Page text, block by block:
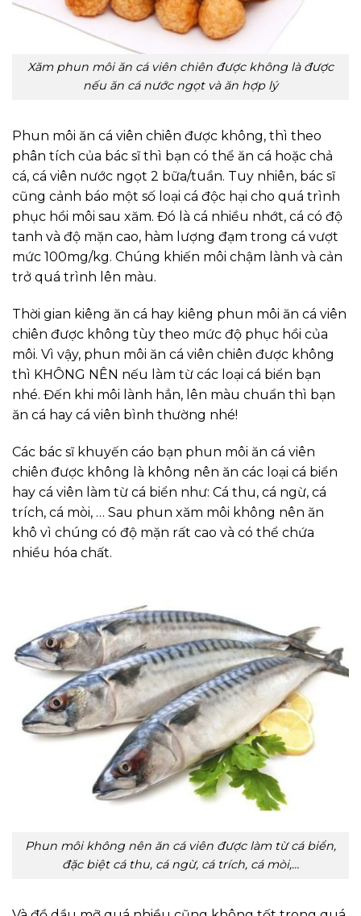
Xăm phun môi ăn cá viên chiên được không là được
nếu ăn cá nước ngọt và ăn hợp lý
Phun môi ăn cá viên chiên được không, thì theo
phân tích của bác sĩ thì bạn có thể ăn cá hoặc chả
cá, cá viên nước ngọt 2 bữa/tuần. Tuy nhiên, bác sĩ
cũng cảnh báo một số loại cá độc hại cho quá trình
phục hồi môi sau xăm. Đó là cá nhiều nhớt, cá có độ
tanh và độ mặn cao, hàm lượng đạm trong cá vượt
mức 100mg/kg. Chúng khiến môi chậm lành và cản
trở quá trình lên màu.
Thời gian kiêng ăn cá hay kiêng phun môi ăn cá viên
chiên được không tùy theo mức độ phục hồi của
môi. Vì vậy, phun môi ăn cá viên chiên được không
thì KHÔNG NÊN nếu làm từ các loại cá biển bạn
nhé. Đến khi môi lành hẳn, lên màu chuẩn thì bạn
ăn cá hay cá viên bình thường nhé!
Các bác sĩ khuyến cáo bạn phun môi ăn cá viên
chiên được không là không nên ăn các loại cá biển
hay cá viên làm từ cá biển như: Cá thu, cá ngừ, cá
trích, cá mòi, … Sau phun xăm môi không nên ăn
khô vì chúng có độ mặn rất cao và có thể chứa
nhiều hóa chất.
Phun môi không nên ăn cá viên được làm từ cá biển,
đặc biệt cá thu, cá ngừ, cá trích, cá mòi,…